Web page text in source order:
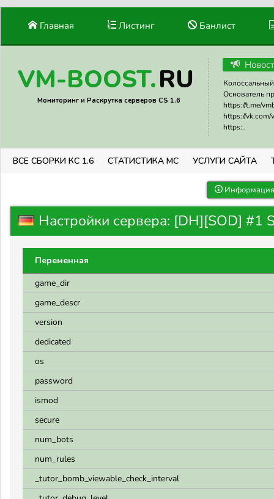
Главная Листинг Банлист
VM-BOOST.RU
Мониторинг и Раскрутка серверов CS 1.6
Основатель
https://t.me/
https://vk.com/
https:..
ВСЕ СБОРКИ КС 1.6 СТАТИСТИКА МС УСЛУГИ САЙТА
Настройки сервера: [DH][SOD] #1
Переменная
game_dir
game_descr
version
dedicated
os
password
ismod
secure
num_bots
num_rules
_tutor_bomb_viewable_check_interval